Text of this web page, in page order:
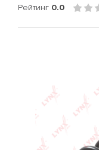
Рейтинг 0.0